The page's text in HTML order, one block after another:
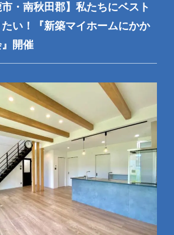
市・南秋田郡】私たちにベスト
い！『新築マイホームにかか
開催